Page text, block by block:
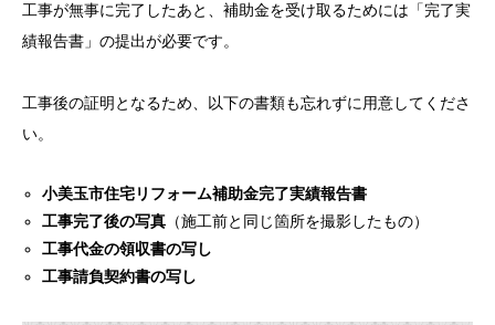
工事が無事に完了したあと、補助金を受け取るためには「完了実
績報告書」の提出が必要です。
工事後の証明となるため、以下の書類も忘れずに用意してくださ
い。
小美玉市住宅リフォーム補助金完了実績報告書
工事完了後の写真 （施工前と同じ箇所を撮影したもの）
工事代金の領収書の写し
工事請負契約書の写し